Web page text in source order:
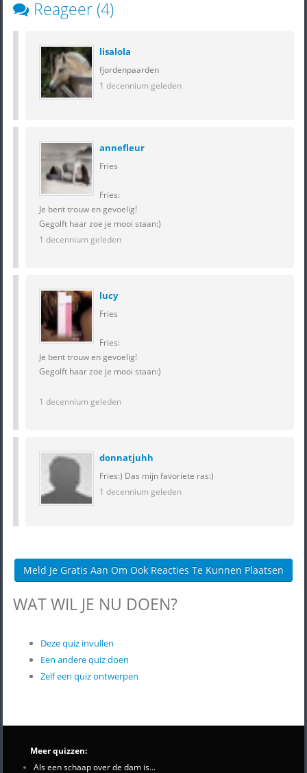
Reageer (4)
lisalola
fjordenpaarden
1 decennium geleden
annefleur
Fries
Fries:
Je bent trouw en gevoelig!
Gegolft haar zoe je mooi staan:)
1 decennium geleden
lucy
Fries
Fries:
Je bent trouw en gevoelig!
Gegolft haar zoe je mooi staan:)
1 decennium geleden
donnatjuhh
Fries:) Das mijn favoriete ras:)
1 decennium geleden
Meld Je Gratis Aan Om Ook Reacties Te Kunnen Plaatsen
WAT WIL JE NU DOEN?
Deze quiz invullen
Een andere quiz doen
Zelf een quiz ontwerpen
Meer quizzen:
Als een schaap over de dam is...